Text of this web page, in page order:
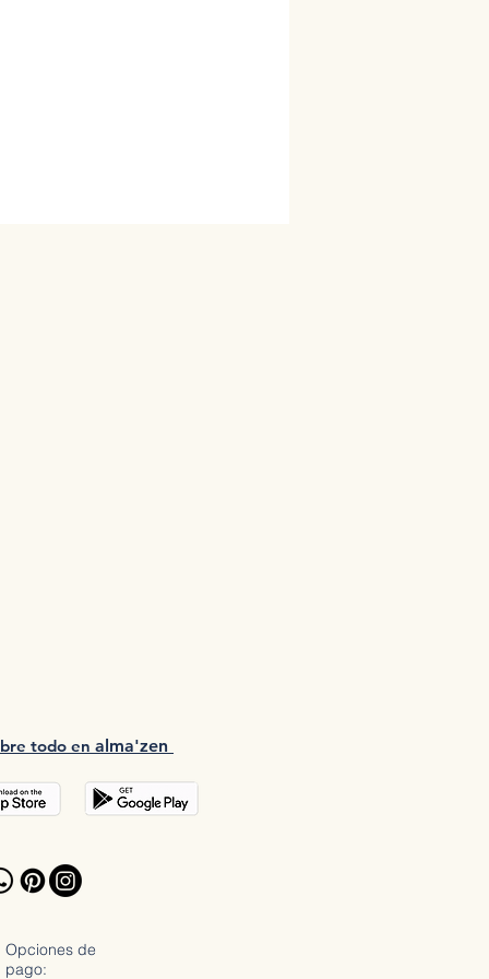
todo en a lma'zen
Opciones de
pago: